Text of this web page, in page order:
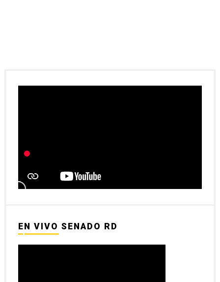
EN VIVO SENADO RD